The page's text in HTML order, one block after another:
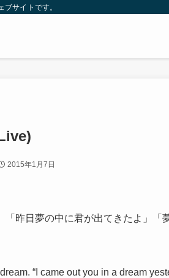
サイトです。
2015年1月7日
昨日夢の中に君が出てきたよ」「
“I came out you in a dream